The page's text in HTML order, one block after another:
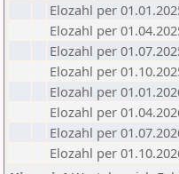
Elozahl per
Elozahl per
Elozahl per
Elozahl per
Elozahl per
Elozahl per
Elozahl per
Elozahl per